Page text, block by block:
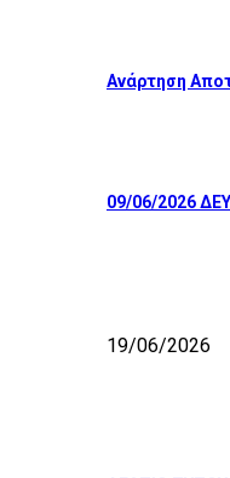
Ανάρτηση
09/06/2026
19/06/2026